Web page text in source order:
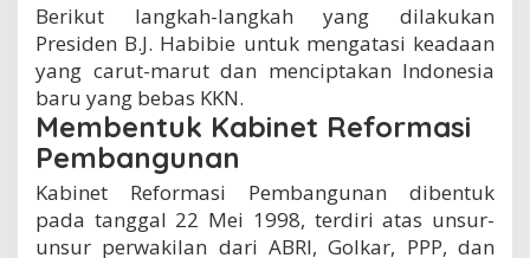
Berikut langkah-langkah yang dilakukan
Presiden B.J. Habibie untuk mengatasi keadaan
yang carut-marut dan menciptakan Indonesia
baru yang bebas KKN.
Membentuk Kabinet Reformasi
Pembangunan
Kabinet Reformasi Pembangunan dibentuk
pada tanggal 22 Mei 1998, terdiri atas unsur-
unsur perwakilan dari ABRI, Golkar, PPP, dan